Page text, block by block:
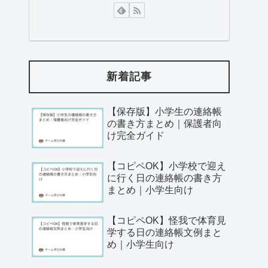
新着記事
【保存版】小学生の連絡帳
の書き方まとめ｜保護者向
け完全ガイド
【コピペOK】小学校で迎え
に行く日の連絡帳の書き方
まとめ｜小学生向け
【コピペOK】怪我で体育見
学する日の連絡帳文例まと
め｜小学生向け